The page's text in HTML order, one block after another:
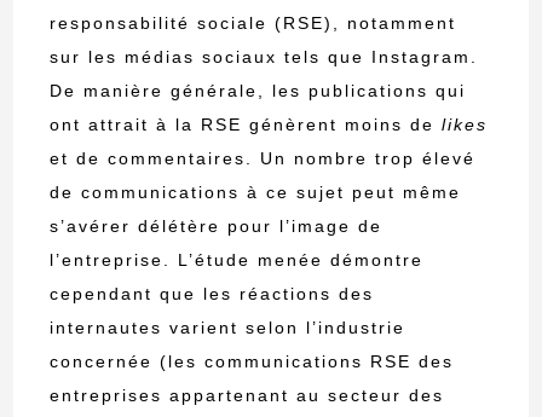
responsabilité sociale (RSE), notamment
sur les médias sociaux tels que Instagram.
De manière générale, les publications qui
ont attrait à la RSE génèrent moins delikes
et de commentaires. Un nombre trop élevé
de communications à ce sujet peut même
s’avérer délétère pour l’image de
l’entreprise. L’étude menée démontre
cependant que les réactions des
internautes varient selon l’industrie
concernée (les communications RSE des
entreprises appartenant au secteur des